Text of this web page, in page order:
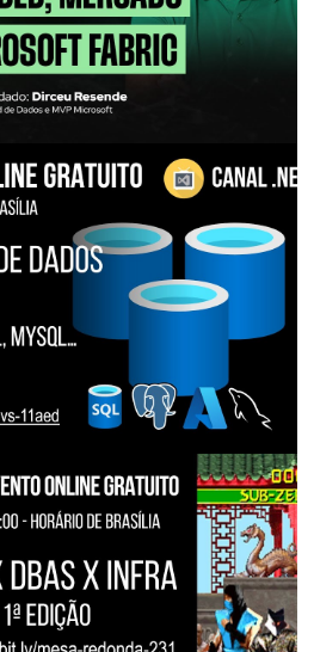
#1 – Dirceu Resende:
Embedded, Mercado e
E PALESTRAS
- Dicas de Bancos
Server 2025 | 11a
3 min de leitura